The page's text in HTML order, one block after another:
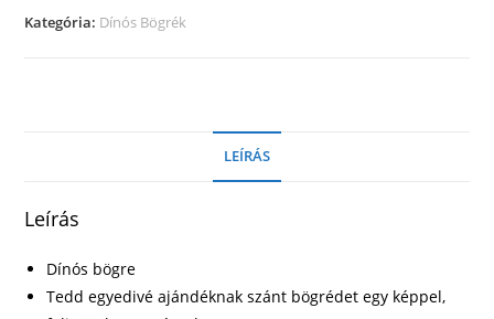
mennyiség
Kategória: Dínós Bögrék
LEÍRÁS
Leírás
Dínós bögre
Tedd egyedivé ajándéknak szánt bögrédet egy képpel,